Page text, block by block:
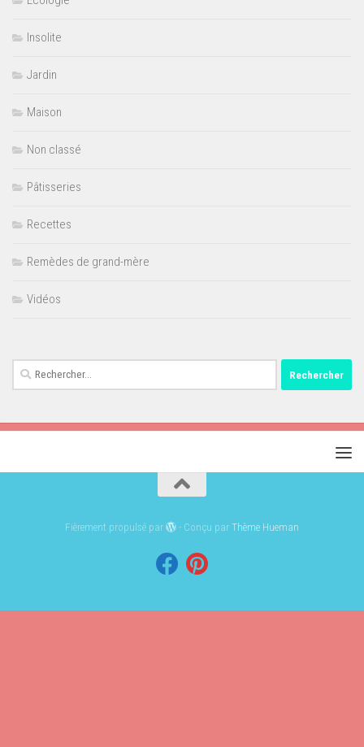
Insolite
Jardin
Maison
Non classé
Pâtisseries
Recettes
Remèdes de grand-mère
Vidéos
Rechercher :
Fièrement propulsé par - Conçu parThème Hueman